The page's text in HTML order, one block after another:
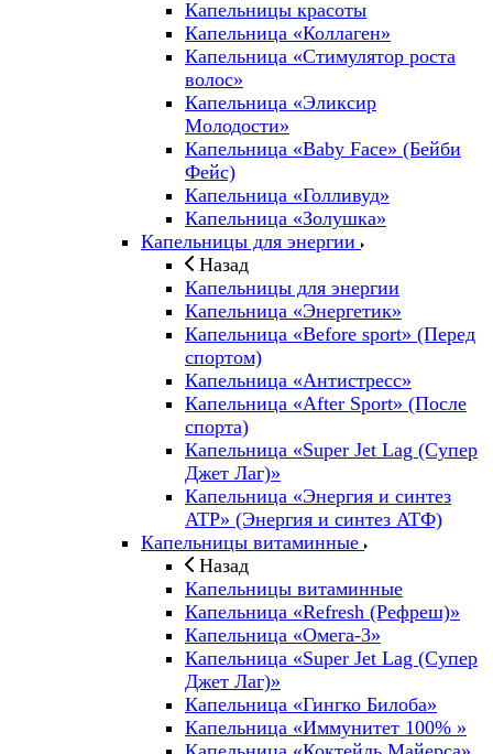
Капельницы красоты
Капельница «Коллаген»
Капельница «Стимулятор роста
волос»
Капельница «Эликсир
Молодости»
Капельница «Baby Face» (Бейби
Фейс)
Капельница «Голливуд»
Капельница «Золушка»
Капельницы для энергии
Назад
Капельницы для энергии
Капельница «Энергетик»
Капельница «Before sport» (Перед
спортом)
Капельница «Антистресс»
Капельница «After Sport» (После
спорта)
Капельница «Super Jet Lag (Супер
Джет Лаг)»
Капельница «Энергия и синтез
ATP» (Энергия и синтез АТФ)
Капельницы витаминные
Назад
Капельницы витаминные
Капельница «Refresh (Рефреш)»
Капельница «Омега-3»
Капельница «Super Jet Lag (Супер
Джет Лаг)»
Капельница «Гингко Билоба»
Капельница «Иммунитет 100% »